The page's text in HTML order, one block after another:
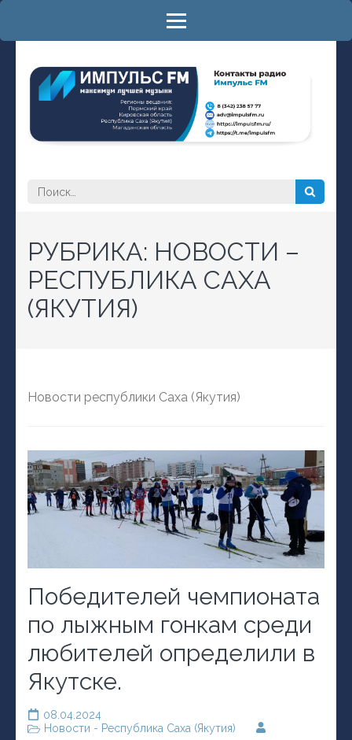
к
(нажмите
Enter)
Найти:
РУБРИКА: НОВОСТИ –
РЕСПУБЛИКА САХА
(ЯКУТИЯ)
Новости республики Саха (Якутия)
Победителей чемпионата
по лыжным гонкам среди
любителей определили в
Якутске.
08.04.2024
Новости - Республика Саха (Якутия)